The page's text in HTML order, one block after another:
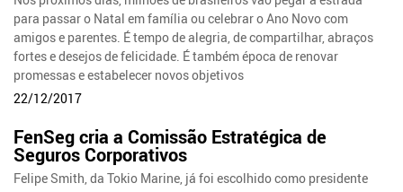
para passar o Natal em família ou celebrar o Ano Novo com
amigos e parentes. É tempo de alegria, de compartilhar, abraços
fortes e desejos de felicidade. É também época de renovar
promessas e estabelecer novos objetivos
22/12/2017
FenSeg cria a Comissão Estratégica de
Seguros Corporativos
Felipe Smith, da Tokio Marine, já foi escolhido como presidente